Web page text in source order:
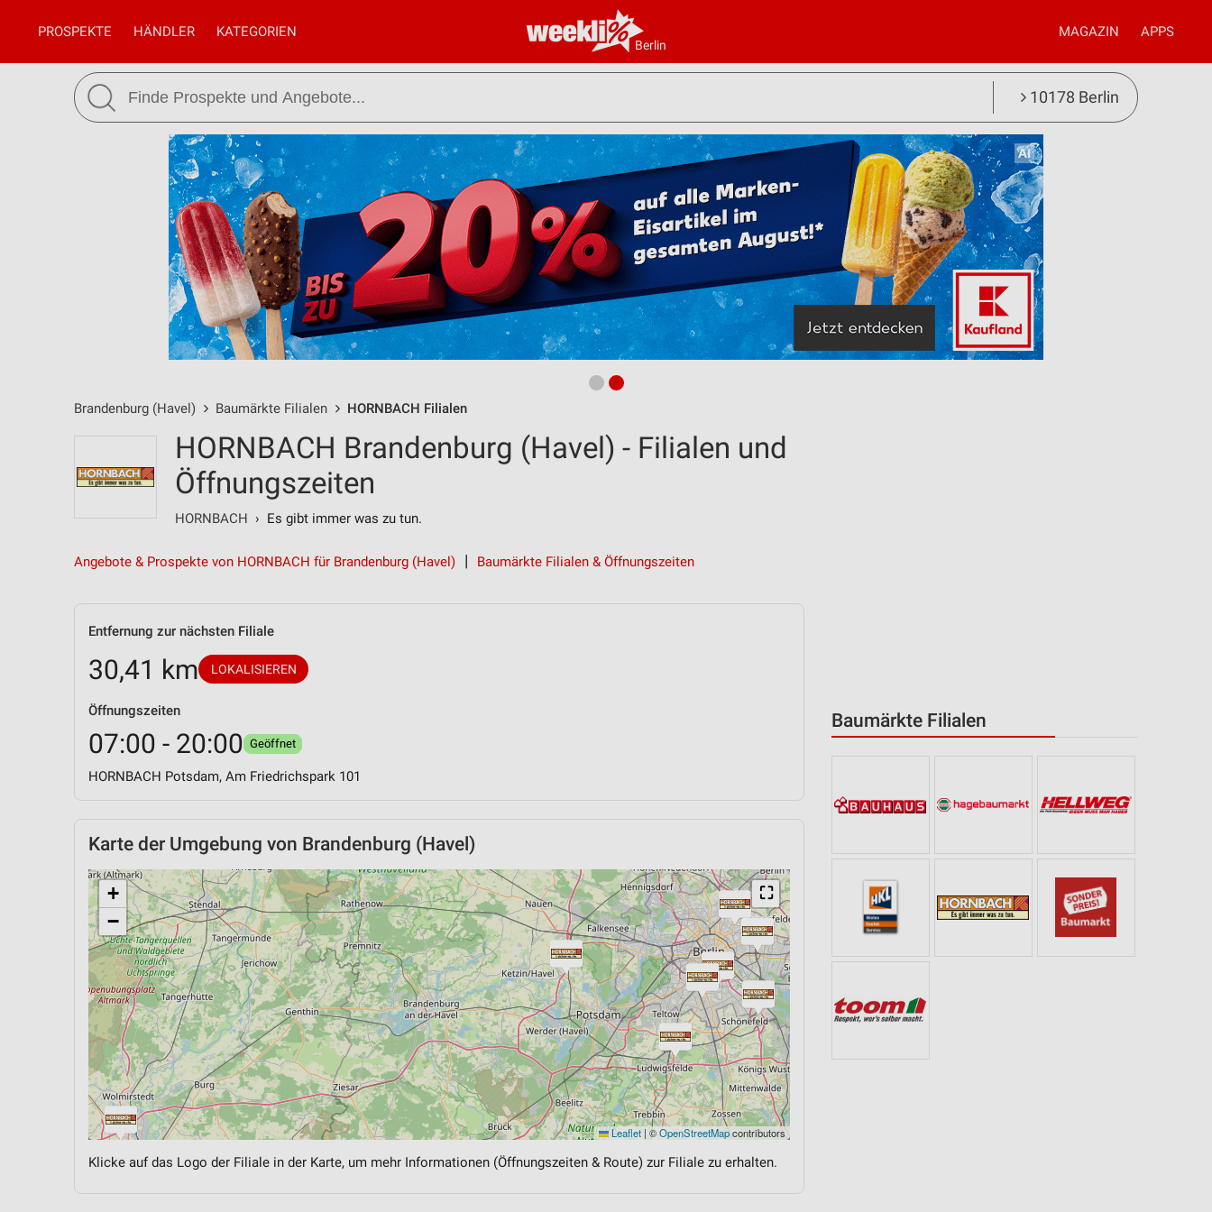
Berlin
PROSPEKTE HÄNDLER KATEGORIEN MAGAZIN APPS
10178 Berlin
Brandenburg (Havel) Baumärkte Filialen HORNBACH Filialen
Baumärkte Filialen
HORNBACH Brandenburg (Havel) - Filialen und
Öffnungszeiten
HORNBACH › Es gibt immer was zu tun.
Angebote & Prospekte von HORNBACH für Brandenburg (Havel) Baumärkte Filialen & Öffnungszeiten
Entfernung zur nächsten Filiale
30,41 km LOKALISIEREN
Öffnungszeiten
07:00 - 20:00 Geöffnet
HORNBACH Potsdam, Am Friedrichspark 101
Karte der Umgebung von Brandenburg (Havel)
⛶
+
−
Leaflet | ©OpenStreetMapcontributors
Klicke auf das Logo der Filiale in der Karte, um mehr Informationen (Öffnungszeiten & Route) zur Filiale zu erhalten.